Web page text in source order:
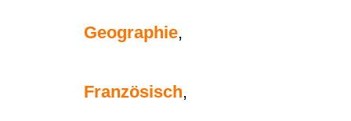
Geographie,
Französisch,